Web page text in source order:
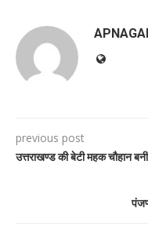
previous post
उत्तराखण्ड की बेटी महक चौहान